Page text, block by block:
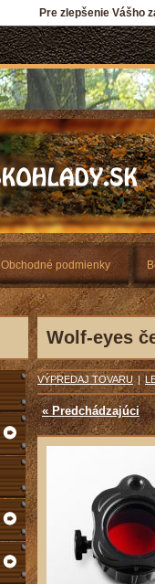
Pre zlepšenie Vášho
Obchodné podmienky
Wolf-eyes
VÝPREDAJ TOVARU |
« Predchádzajúci